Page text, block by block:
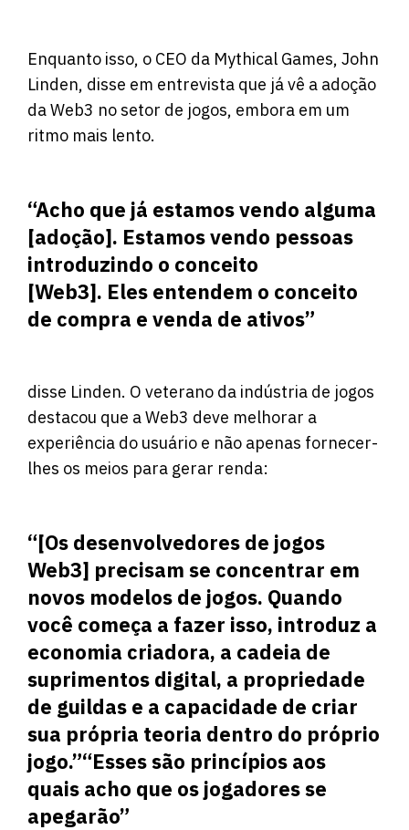
Enquanto isso, o CEO da Mythical Games, John
Linden, disse em entrevista que já vê a adoção
da Web3 no setor de jogos, embora em um
ritmo mais lento.
“Acho que já estamos vendo alguma
[adoção]. Estamos vendo pessoas
introduzindo o conceito
[Web3]. Eles entendem o conceito
de compra e venda de ativos”
disse Linden. O veterano da indústria de jogos
destacou que a Web3 deve melhorar a
experiência do usuário e não apenas fornecer-
lhes os meios para gerar renda:
“[Os desenvolvedores de jogos
Web3] precisam se concentrar em
novos modelos de jogos. Quando
você começa a fazer isso, introduz a
economia criadora, a cadeia de
suprimentos digital, a propriedade
de guildas e a capacidade de criar
sua própria teoria dentro do próprio
jogo.”“Esses são princípios aos
quais acho que os jogadores se
apegarão”